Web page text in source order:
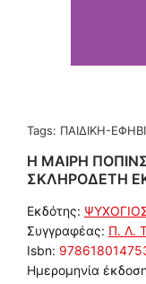
Tags: ΠΑΙΔΙΚΗ-
Η ΜΑΙΡΗ
ΣΚΛΗΡΟΔΕΤΗ
Εκδότης:
Συγγραφέας: Π. Λ.
Isbn:
Ημερομηνία